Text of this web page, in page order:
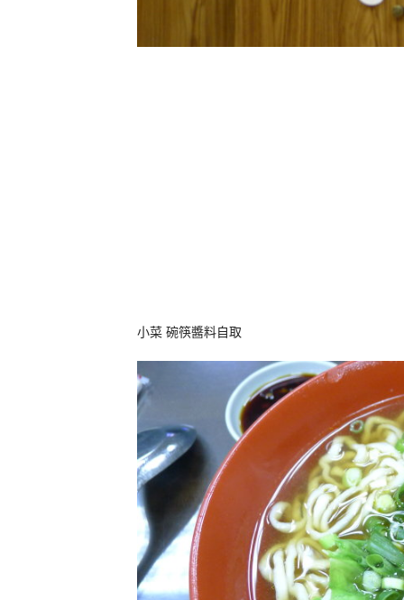
小菜 碗筷醬料自取